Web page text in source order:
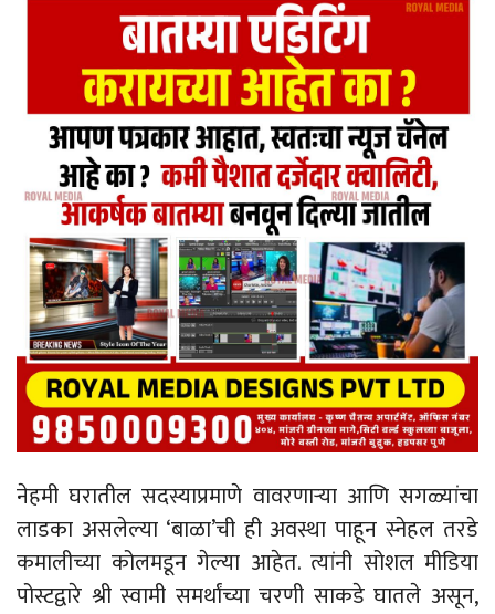
नेहमी घरातील सदस्याप्रमाणे वावरणाऱ्या आणि सगळ्यांचा
लाडका असलेल्या ‘बाळा’ची ही अवस्था पाहून स्नेहल तरडे
कमालीच्या कोलमडून गेल्या आहेत. त्यांनी सोशल मीडिया
पोस्टद्वारे श्री स्वामी समर्थांच्या चरणी साकडे घातले असून,